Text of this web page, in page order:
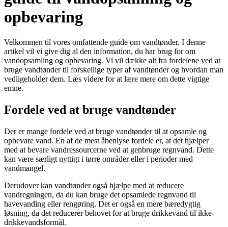
opbevaring
Velkommen til vores omfattende guide om vandtønder. I denne
artikel vil vi give dig al den information, du har brug for om
vandopsamling og opbevaring. Vi vil dække alt fra fordelene ved at
bruge vandtønder til forskellige typer af vandtønder og hvordan man
vedligeholder dem. Læs videre for at lære mere om dette vigtige
emne.
Fordele ved at bruge vandtønder
Der er mange fordele ved at bruge vandtønder til at opsamle og
opbevare vand. En af de mest åbenlyse fordele er, at det hjælper
med at bevare vandressourcerne ved at genbruge regnvand. Dette
kan være særligt nyttigt i tørre områder eller i perioder med
vandmangel.
Derudover kan vandtønder også hjælpe med at reducere
vandregningen, da du kan bruge det opsamlede regnvand til
havevanding eller rengøring. Det er også en mere bæredygtig
løsning, da det reducerer behovet for at bruge drikkevand til ikke-
drikkevandsformål.